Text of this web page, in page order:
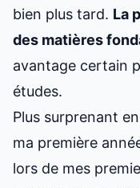
bien plus tard. La
des matières
avantage certain
études.
Plus surprenant
ma première
lors de mes